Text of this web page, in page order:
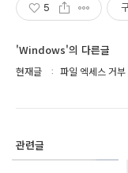
5
'Windows'의 다른글
현재글 파일 엑세스 거
관련글